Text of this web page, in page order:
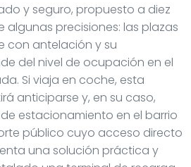
y seguro, propuesto a diez
algunas precisiones: las plazas
con antelación y su
del nivel de ocupación en el
Si viaja en coche, esta
anticiparse y, en su caso,
estacionamiento en el barrio
público cuyo acceso directo
una solución práctica y